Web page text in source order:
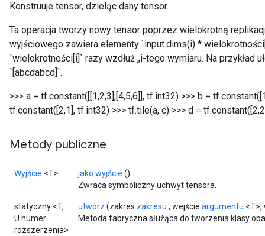
Konstruuje tensor, dzieląc dany tensor.
Ta operacja tworzy nowy tensor poprzez wielokrotną
wyjściowego zawiera elementy `input.dims(i) *
`wielokrotności[i]` razy wzdłuż „i-tego wymiaru. Na przykład
`[abcdabcd]`.
>>> a = tf.constant([[1,2,3],[4,5,6]], tf.int32) >>> b =
tf.constant([2,1], tf.int32) >>> tf.tile(a, c) >>> d =
Metody publiczne
Wyjście <T> jako wyjście ()
Zwraca symboliczny uchwyt tensora.
statyczny <T,
U numer
rozszerzenia>
utwórz (zakres zakresu , wejście argumentu
Metoda fabryczna służąca do tworzenia klasy